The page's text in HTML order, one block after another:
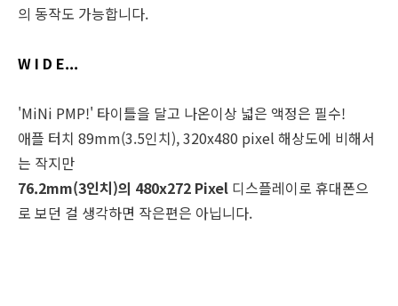
의 동작도 가능합니다.
W I D E...
'MiNi PMP!' 타이틀을 달고 나온이상 넓은 액정은 필수!
애플 터치 89mm(3.5인치), 320x480 pixel 해상도에 비해서
는 작지만
76.2mm(3인치)의 480x272 Pixel 디스플레이로 휴대폰으
로 보던 걸 생각하면 작은편은 아닙니다.